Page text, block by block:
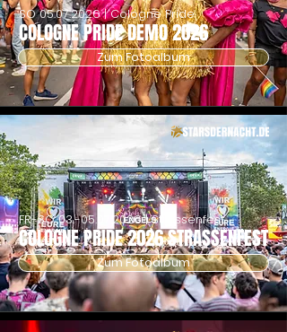
COLOGNE PRIDE DEMO 2026
SO05.07.2026| Cologne Pride
Zum Fotoalbum
COLOGNE PRIDE 2026 STRASSENFEST
FR-SO03.-05.07.2026| Strassenfest
Zum Fotoalbum